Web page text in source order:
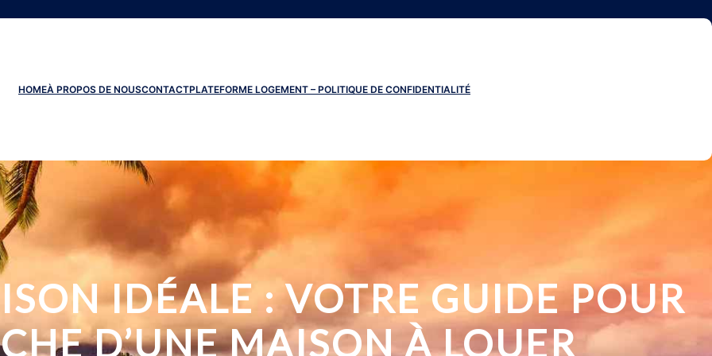
HOMEÀ PROPOS DE NOUSCONTACTPLATEFORME LOGEMENT – POLITIQUE DE CONFIDENTIALITÉ
IDÉALE : VOTRE GUIDE POUR
D’UNE MAISON À LOUER